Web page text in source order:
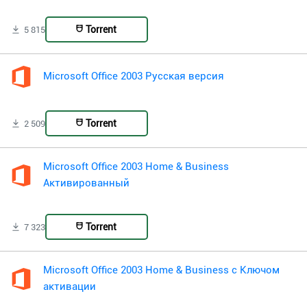
5 815 Torrent
Microsoft Office 2003 Русская версия
2 509 Torrent
Microsoft Office 2003 Home & Business
Активированный
7 323 Torrent
Microsoft Office 2003 Home & Business с Ключом
активации